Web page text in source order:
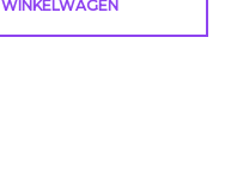
WINKELWAGEN